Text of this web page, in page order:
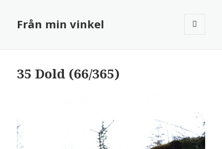
Från min vinkel
35 Dold (66/365)